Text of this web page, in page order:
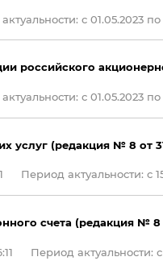
с 01.05.2023 по
российского
с 01.05.2023 по
услуг (редакция № 8 от
Период актуальности: с
счета (редакция № 8
Период актуальности: